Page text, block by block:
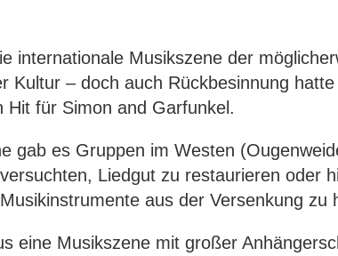
internationale Musikszene der
Kultur – doch auch Rückbesinnung
Hit für Simon and Garfunkel.
gab es Gruppen im Westen
Liedgut zu restaurieren oder
aus der Versenkung zu
eine Musikszene mit großer